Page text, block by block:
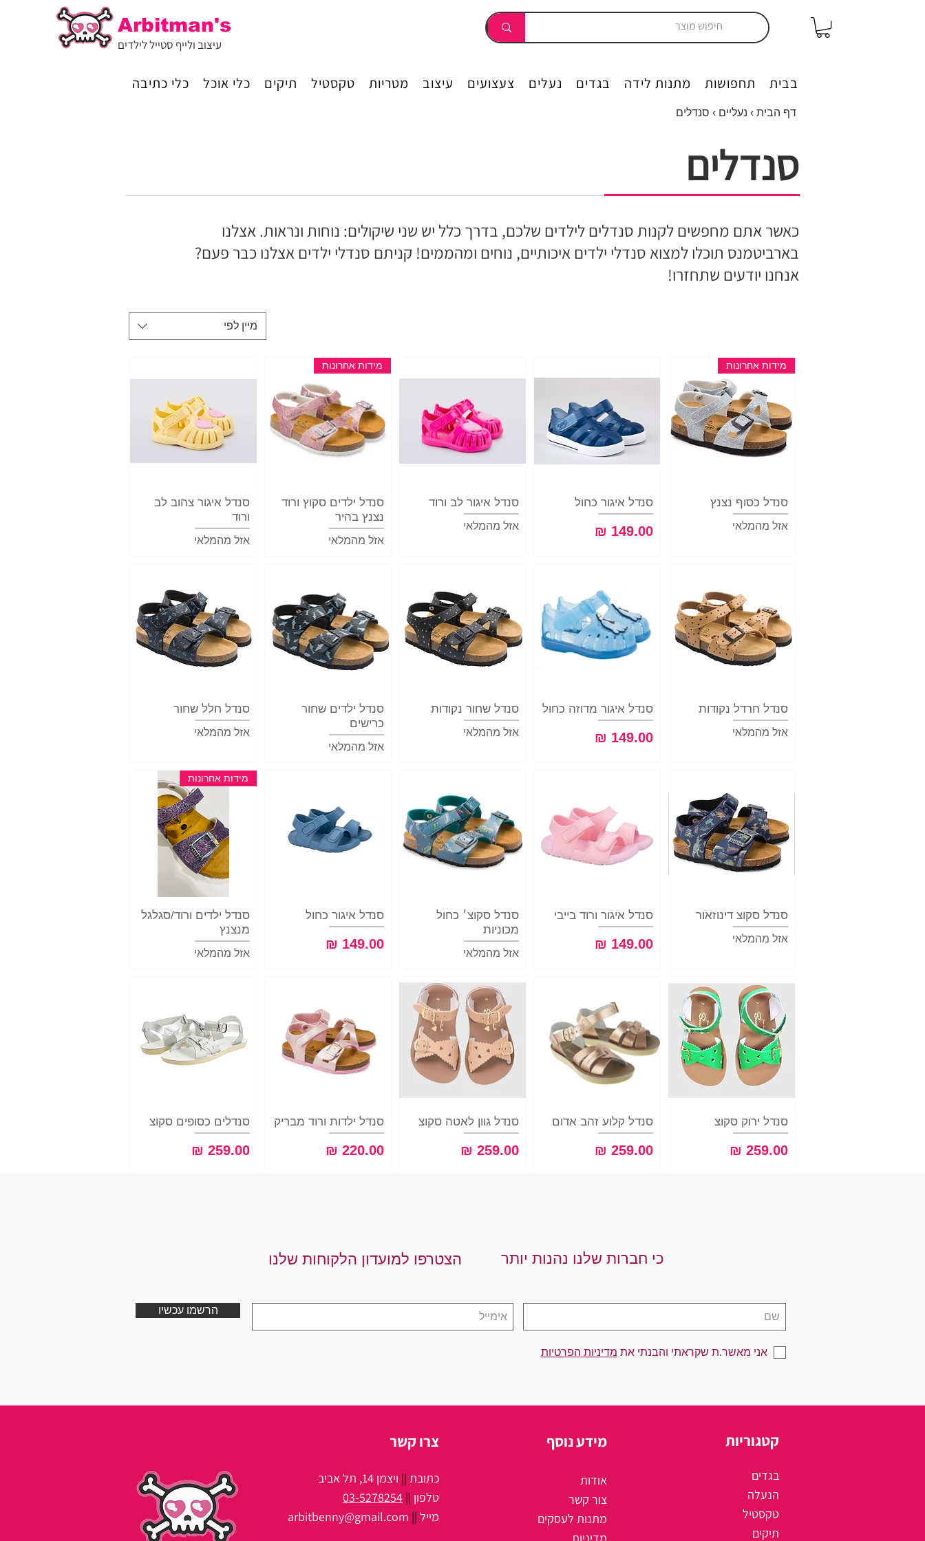
Arbitman's
עיצוב ולייף סטייל לילדים
יצירה בבית תחפושות מתנות לידה בגדים נעלים צעצועים עיצוב מטריות טקסטיל תיקים כלי אוכל כלי כתיבה
דף הבית › נעליים › סנדלים
סנדלים
כאשר אתם מחפשים לקנות סנדלים לילדים שלכם, בדרך כלל יש שני שיקולים: נוחות ונראות. אצלנו
בארביטמנס תוכלו למצוא סנדלי ילדים איכותיים, נוחים ומהממים! קניתם סנדלי ילדים אצלנו כבר פעם?
אנחנו יודעים שתחזרו!
מיין לפי
תצוגה מהירה
מידות אחרונות
סנדל כסוף נצנץ
אזל מהמלאי
תצוגה מהירה
סנדל איגור כחול
מחיר
תצוגה מהירה
סנדל איגור לב ורוד
אזל מהמלאי
תצוגה מהירה
מידות אחרונות
סנדל ילדים סקוץ ורוד
נצנץ בהיר
אזל מהמלאי
תצוגה מהירה
סנדל איגור צהוב לב
ורוד
אזל מהמלאי
תצוגה מהירה
סנדל חרדל נקודות
אזל מהמלאי
תצוגה מהירה
סנדל איגור מדוזה כחול
מחיר
תצוגה מהירה
סנדל שחור נקודות
אזל מהמלאי
תצוגה מהירה
סנדל ילדים שחור
כרישים
אזל מהמלאי
תצוגה מהירה
סנדל חלל שחור
אזל מהמלאי
תצוגה מהירה
סנדל סקוצ דינוזאור
אזל מהמלאי
תצוגה מהירה
סנדל איגור ורוד בייבי
מחיר
תצוגה מהירה
סנדל סקוצ׳ כחול
מכוניות
אזל מהמלאי
תצוגה מהירה
סנדל איגור כחול
מחיר
תצוגה מהירה
מידות אחרונות
סנדל ילדים ורוד/סגלגל
מנצנץ
אזל מהמלאי
תצוגה מהירה
סנדל ירוק סקוצ
מחיר
תצוגה מהירה
סנדל קלוע זהב אדום
מחיר
תצוגה מהירה
סנדל גוון לאטה סקוצ
מחיר‏259.00 ‏₪
תצוגה מהירה
סנדל ילדות ורוד מבריק
מחיר
תצוגה מהירה
סנדלים כסופים סקוצ
מחיר‏259.00 ‏₪
הצטרפו למועדון הלקוחות שלנו כי חברות שלנו נהנות יותר
הרשמו עכשיו
אני מאשר.ת שקראתי והבנתי את מדיניות הפרטיות
צרו קשר
כתובת || ויצמן 14, תל אביב
טלפון ||
03-5278254
arbitbenny@gmail.com || מייל
מידע נוסף
אודות
צור קשר
מתנות לעסקים
קטגוריות
בגדים
הנעלה
טקסטיל
תיקים